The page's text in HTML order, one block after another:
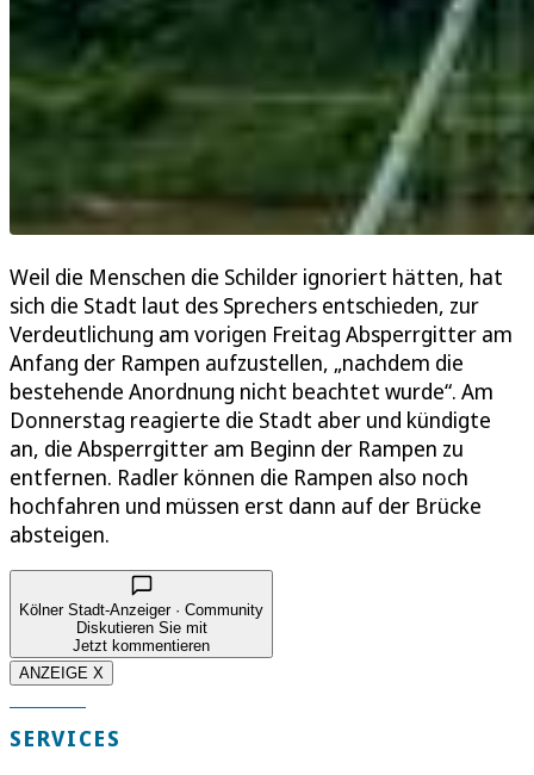
Weil die Menschen die Schilder ignoriert hätten, hat
sich die Stadt laut des Sprechers entschieden, zur
Verdeutlichung am vorigen Freitag Absperrgitter am
Anfang der Rampen aufzustellen, „nachdem die
bestehende Anordnung nicht beachtet wurde“. Am
Donnerstag reagierte die Stadt aber und kündigte
an, die Absperrgitter am Beginn der Rampen zu
entfernen. Radler können die Rampen also noch
hochfahren und müssen erst dann auf der Brücke
absteigen.
Kölner Stadt-Anzeiger · Community
Diskutieren Sie mit
Jetzt kommentieren
ANZEIGE X
SERVICES